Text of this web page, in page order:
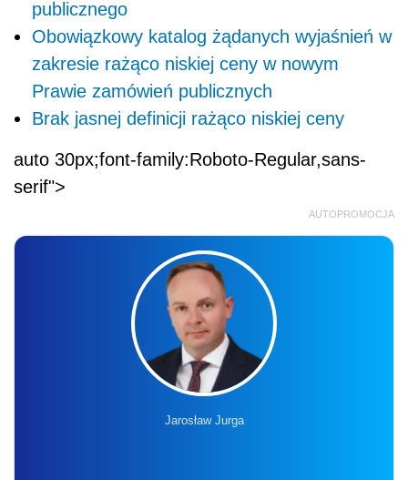
publicznego
Obowiązkowy katalog żądanych wyjaśnień w
zakresie rażąco niskiej ceny w nowym
Prawie zamówień publicznych
Brak jasnej definicji rażąco niskiej ceny
auto 30px;font-family:Roboto-Regular,sans-
serif">
AUTOPROMOCJA
Jarosław Jurga